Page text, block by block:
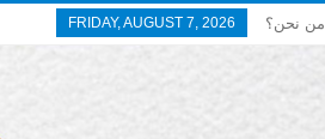
FRIDAY, AUGUST 7, 2026 من نحن؟